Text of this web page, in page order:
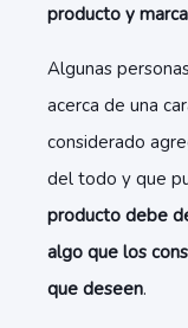
producto y
Algunas
acerca de una
considerado
del todo y que
producto debe
algo que los
que deseen.